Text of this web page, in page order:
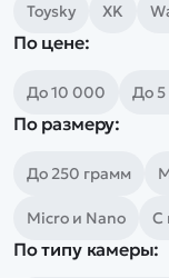
Toysky XK
По цене:
До 10 000 До
По размеру:
До 250 грамм
Micro и Nano С
По типу камеры:
Наши
Каталог
Квадрокоптеры
Машинки
Танки
Оптовые